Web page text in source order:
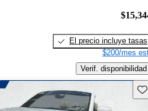
El precio incluye tasas
$200/mes
Verif. disponibilidad